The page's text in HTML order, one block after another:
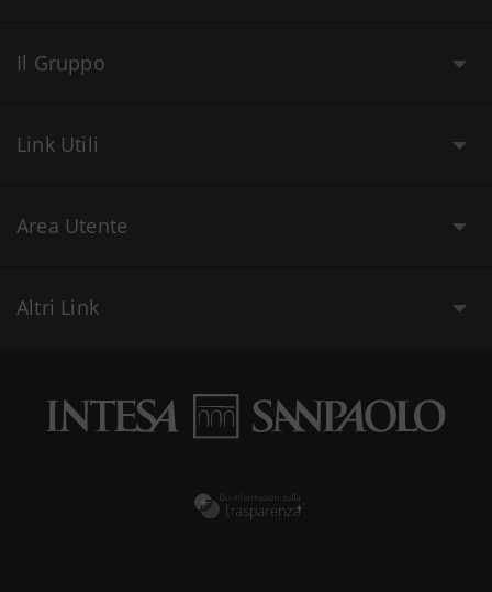
Il Gruppo
Link Utili
Area Utente
Altri Link